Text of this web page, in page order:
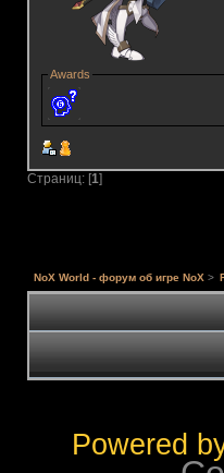
Awards
Страниц: [1]
NoX World - форум об игре NoX >
Powered